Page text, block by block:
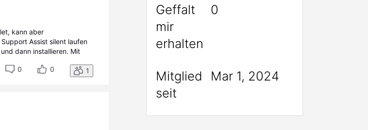
kann aber
Assist silent laufen
dann installieren. Mit
0 0 1
Geffalt
mir
erhalten
0
Mitglied
seit
Mar 1, 2024